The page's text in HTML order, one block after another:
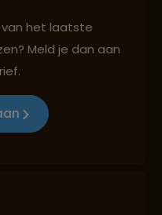
de Goede
vrijheid
van het laatste
Meld je dan aan